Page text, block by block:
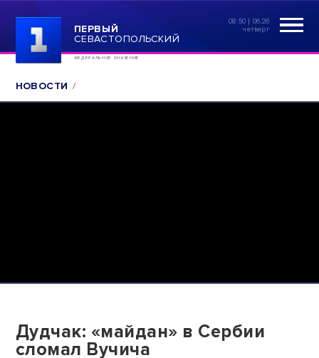
ПЕРВЫЙ
СЕВАСТОПОЛЬСКИЙ
ФЕДЕРАЛЬНОЕ ЗНАЧЕНИЕ
08:50 | 06.26
четверг
НОВОСТИ
Дудчак: «майдан» в Сербии
сломал Вучича